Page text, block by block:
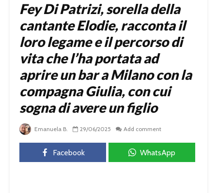
Fey Di Patrizi, sorella della
cantante Elodie, racconta il
loro legame e il percorso di
vita che l’ha portata ad
aprire un bar a Milano con la
compagna Giulia, con cui
sogna di avere un figlio
Emanuela B. 29/06/2025 Add comment
Facebook WhatsApp